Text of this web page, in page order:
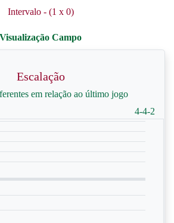
Intervalo - (1 x 0)
Escalação
em relação ao último jogo
4-4-2